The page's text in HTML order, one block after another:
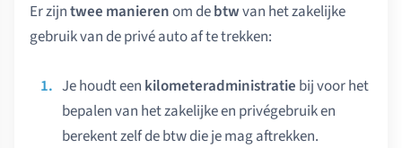
Er zijntwee manierenom debtwvan het zakelijke
gebruik van de privé auto af te trekken:
Je houdt een kilometeradministratie bij voor het
bepalen van het zakelijke en privégebruik en
berekent zelf de btw die je mag aftrekken.